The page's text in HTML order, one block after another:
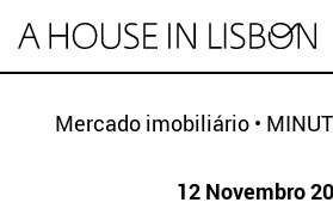
Artigos
Mercado imobiliário •
12 Novembro